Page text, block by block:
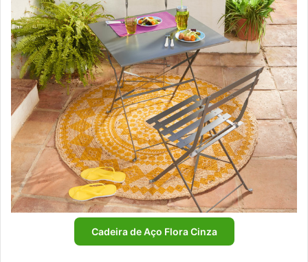
Cadeira de Aço Flora Cinza